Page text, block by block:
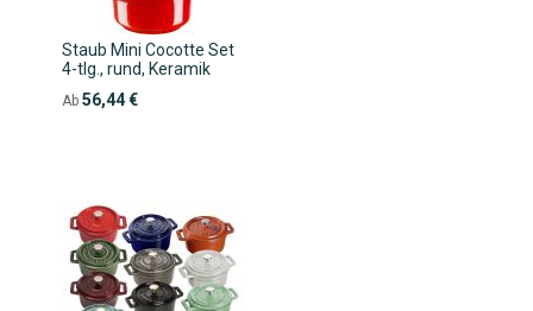
Staub Mini Cocotte Set
4-tlg., rund, Keramik
Ab 56,44 €